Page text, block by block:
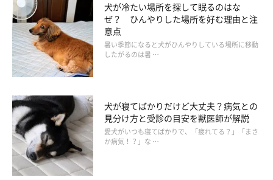
犬が冷たい場所を探して眠るのはな
ぜ？ ひんやりした場所を好む理由と注
意点
暑い季節になると犬がひんやりしている場所に移動
したがるのは暑 …
犬が寝てばかりだけど大丈夫？病気との
見分け方と受診の目安を獣医師が解説
愛犬がいつも寝てばかりで、「疲れてる？」「まさ
か病気！？」な …